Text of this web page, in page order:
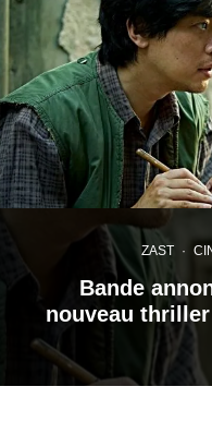
ZAST ·
Bande
nouveau thriller